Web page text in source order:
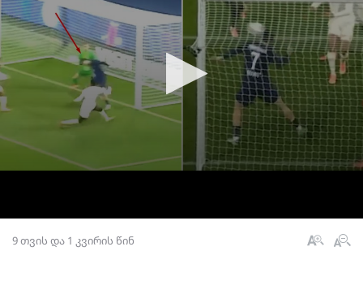
9 თვის და 1 კვირის წინ